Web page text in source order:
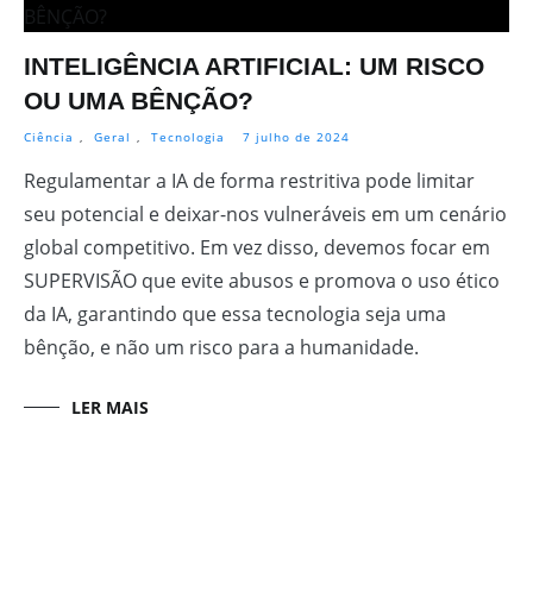
INTELIGÊNCIA ARTIFICIAL: UM RISCO
OU UMA BÊNÇÃO?
Ciência , Geral , Tecnologia 7 julho de 2024
Regulamentar a IA de forma restritiva pode limitar
seu potencial e deixar-nos vulneráveis em um cenário
global competitivo. Em vez disso, devemos focar em
SUPERVISÃO que evite abusos e promova o uso ético
da IA, garantindo que essa tecnologia seja uma
bênção, e não um risco para a humanidade.
LER MAIS